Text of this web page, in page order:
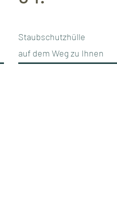
Staubschutzhülle
auf dem Weg zu Ihnen